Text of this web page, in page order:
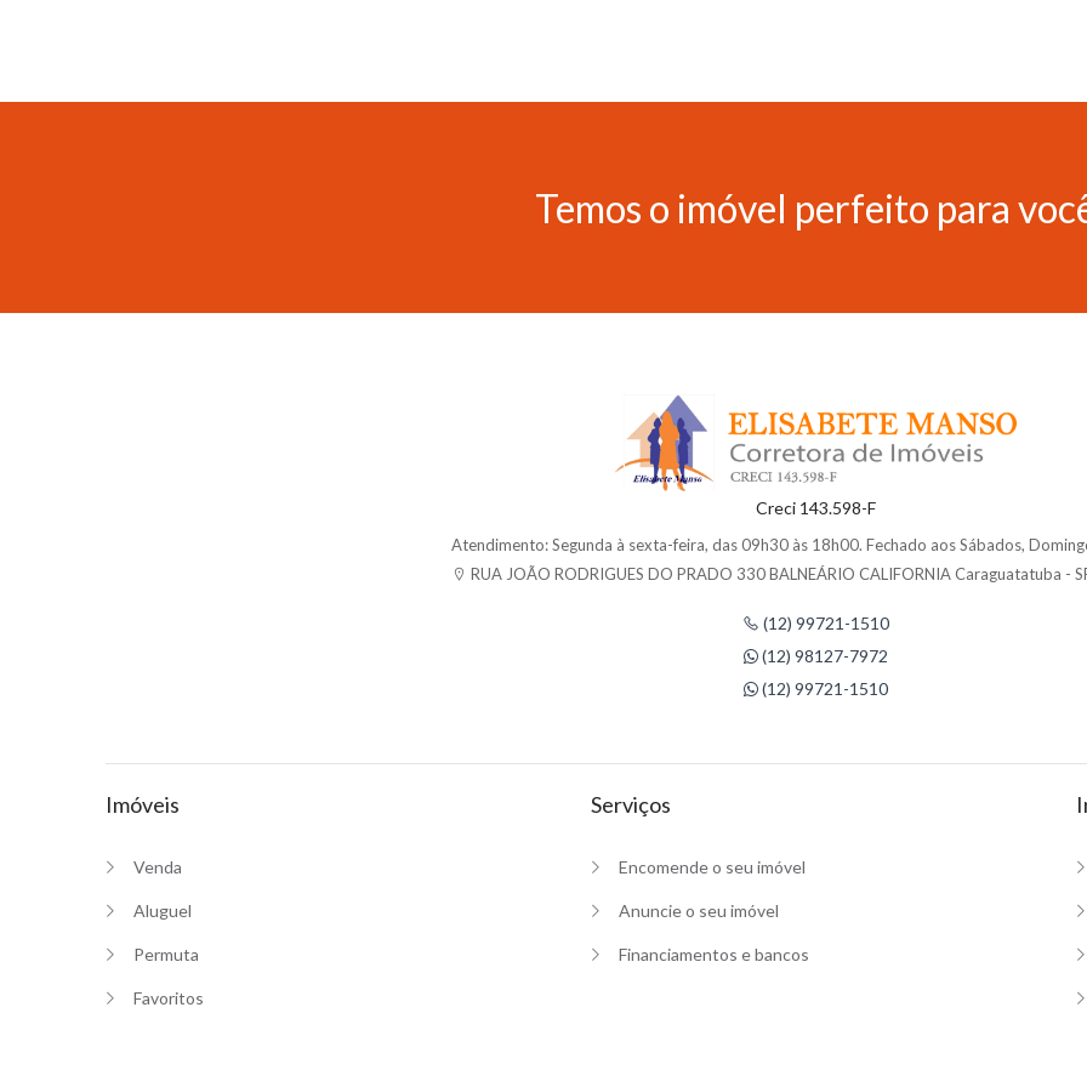
Temos o imóvel perfeito para
Creci 143.598-F
Atendimento: Segunda à sexta-feira, das 09h30 às 18h00. Fechado aos Sábados,
RUA JOÃO RODRIGUES DO PRADO 330 BALNEÁRIO CALIFORNIA Caraguatatuba -
(12) 99721-1510
(12) 98127-7972
(12) 99721-1510
Imóveis
Venda
Aluguel
Permuta
Favoritos
Serviços
Encomende o seu imóvel
Anuncie o seu imóvel
Financiamentos e bancos